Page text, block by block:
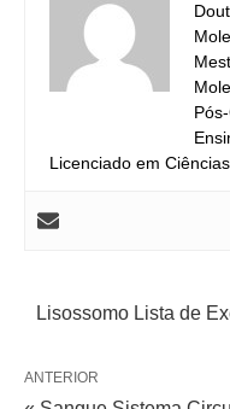
Licenciado em
Lisossomo Lista de
ANTERIOR